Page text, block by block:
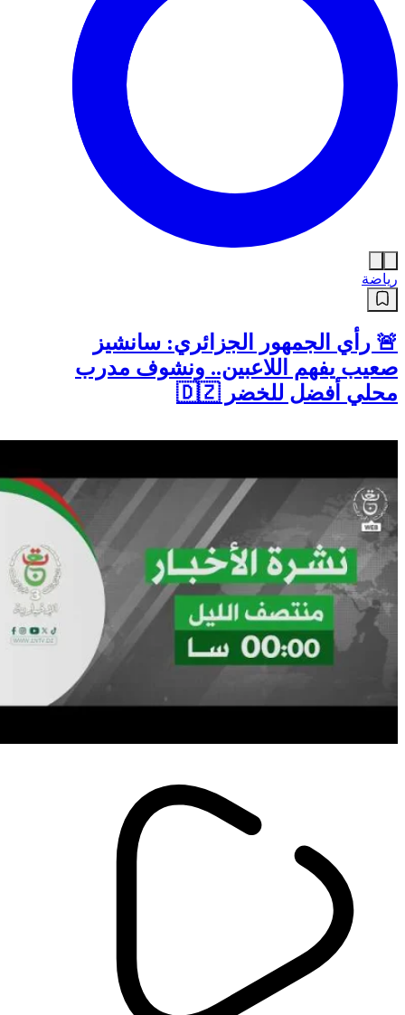
رياضة
🚨 رأي الجمهور الجزائري: سانشيز
صعيب يفهم اللاعبين.. ونشوف مدرب
محلي أفضل للخضر 🇩🇿